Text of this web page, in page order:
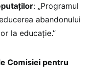
: „Programul
abandonului
la educație.”
Comisiei pentru